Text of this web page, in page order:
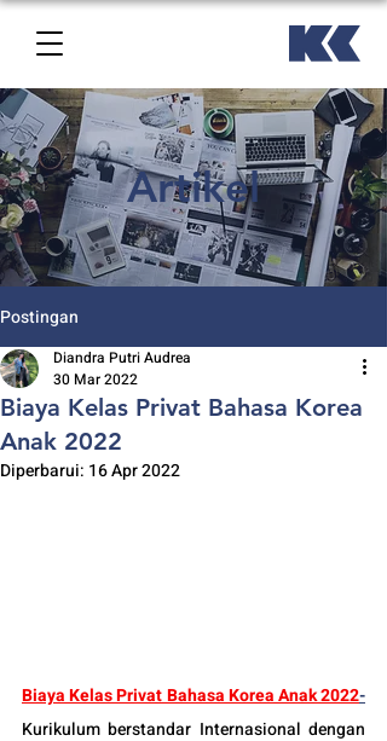
Artikel
Postingan
Biaya Kelas Privat Bahasa Korea
Anak 2022
Diandra Putri Audrea
30 Mar 2022
Diperbarui: 16 Apr 2022
Biaya Kelas Privat Bahasa Korea Anak 2022-
Kurikulum berstandar Internasional dengan